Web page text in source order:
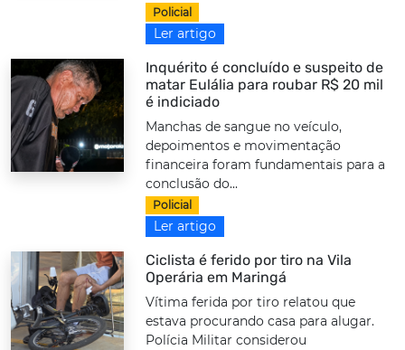
Policial
Ler artigo
Inquérito é concluído e suspeito de
matar Eulália para roubar R$ 20 mil
é indiciado
Manchas de sangue no veículo,
depoimentos e movimentação
financeira foram fundamentais para a
conclusão do...
Policial
Ler artigo
Ciclista é ferido por tiro na Vila
Operária em Maringá
Vítima ferida por tiro relatou que
estava procurando casa para alugar.
Polícia Militar considerou